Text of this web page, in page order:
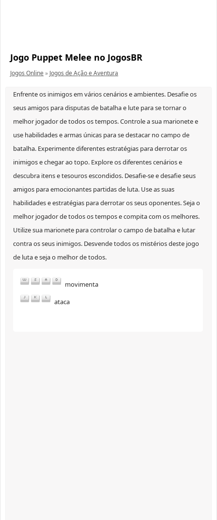
Jogo Puppet Melee no JogosBR
Jogos Online» Jogos de Ação e Aventura
Enfrente os inimigos em vários cenários e ambientes. Desafie os
seus amigos para disputas de batalha e lute para se tornar o
melhor jogador de todos os tempos. Controle a sua marionete e
use habilidades e armas únicas para se destacar no campo de
batalha. Experimente diferentes estratégias para derrotar os
inimigos e chegar ao topo. Explore os diferentes cenários e
descubra itens e tesouros escondidos. Desafie-se e desafie seus
amigos para emocionantes partidas de luta. Use as suas
habilidades e estratégias para derrotar os seus oponentes. Seja o
melhor jogador de todos os tempos e compita com os melhores.
Utilize sua marionete para controlar o campo de batalha e lutar
contra os seus inimigos. Desvende todos os mistérios deste jogo
de luta e seja o melhor de todos.
movimenta
ataca